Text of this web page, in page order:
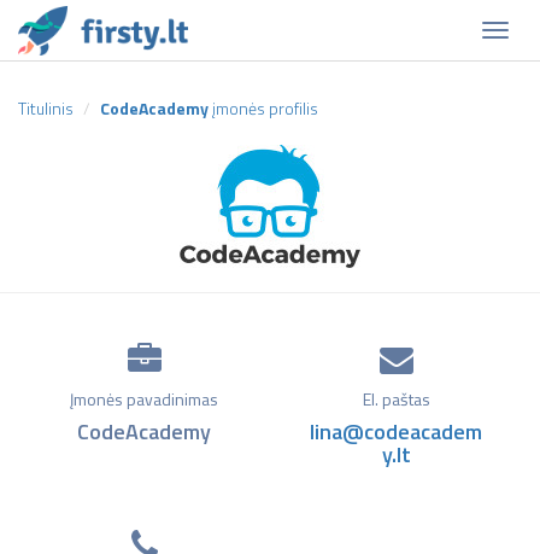
Titulinis CodeAcademyįmonės profilis
Įmonės pavadinimas
CodeAcademy
El. paštas
lina@codeacadem
y.lt